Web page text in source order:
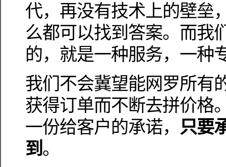
代，再没有技术上的壁垒
么都可以找到答案。而我
的，就是一种服务，一种
我们不会冀望能网罗所有
获得订单而不断去拼价格
一份给客户的承诺，
只要
到 。